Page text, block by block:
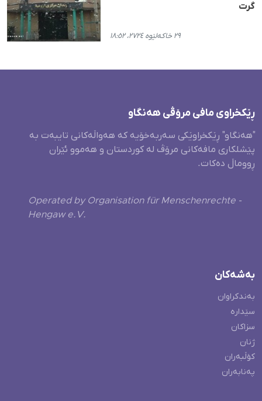
گرت
٢٩ خاکەلێوە ٢٧٢٤، ١٨:٥٢
ڕێکخراوی مافی مرۆڤی هەنگاو
"هەنگاو" ڕێکخراوێکی سەربەخۆیە کە هەواڵەکانی تایبەت بە
پێشلکاری مافەکانی مرۆڤ لە کوردستان و هەموو ئێران
ڕووماڵ دەکات.
Operated by Organisation für Menschenrechte -
Hengaw e.V.
بەشەکان
بەندکراوان
سێدارە
سزاکان
ژنان
کۆڵبەران
پەنابەران